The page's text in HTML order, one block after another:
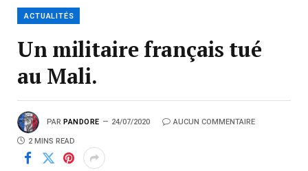
ACTUALITÉS
Un militaire français tué
au Mali.
PAR PANDORE 24/07/2020 AUCUN COMMENTAIRE
2 MINS READ